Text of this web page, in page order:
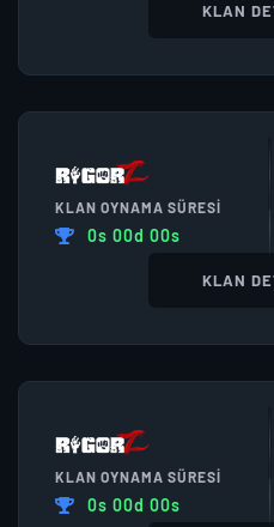
KLAN
KLAN OYNAMA SÜRESI
0s 00d 00s
KLAN
KLAN OYNAMA SÜRESI
0s 00d 00s